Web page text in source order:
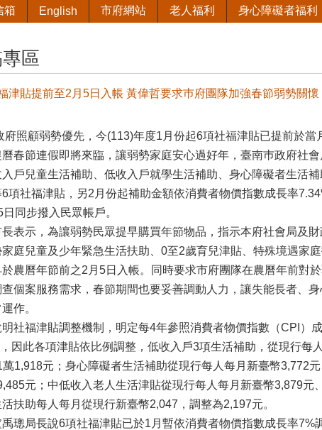
箱 English 市府網站 老人福利 身心障礙者福利
區
津貼提前至2月5日入帳 黃偉哲要求巿府團隊加強春節弱勢關懷
照顧弱勢優先，今(113)年度1月份起6項社福津貼已提前於當
曆春節連假即將來臨，讓弱勢家庭安心過好年，臺南巿政府社
戶兒童生活補助、低收入戶就學生活補助、身心障礙者生活
項社福津貼，另2月份起補助金額依消費者物價指數成長率
同步撥入民眾帳戶。
表示，為讓弱勢民眾提早購買年節物品，指示本府社會局及
庭兒童及少年緊急生活扶助、0至2歲育兒津貼、特殊境遇家
農曆年節前之2月5日入帳。同時要求市府團隊在農曆年前對
個案服務需求，春節期間也要妥善調動人力，讓失能長者、
作。
社福津貼調整機制，明定每4年參照消費者物價指數（CPI）
因此各項津貼依比例調整，低收入戶3項生活補助，從現行每
1,918元；身心障礙者生活補助從現行每人每月新臺幣3,772
元；中低收入老人生活津貼從現行每人每月新臺幣3,879元
扶助每人每月從現行新臺幣2,047，調整為2,197元。
璁局長說6項社福津貼已於1月暫依消費者物價指數成長率7%